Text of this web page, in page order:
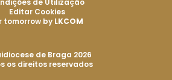
de Braga 2026
os direitos reservados
de Utilização
Editar Cookies
tomorrow by LKCOM